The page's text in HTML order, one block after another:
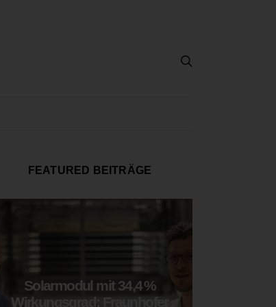
FEATURED BEITRÄGE
Solarmodul mit 34,4 %
Wirkungsgrad: Fraunhofer